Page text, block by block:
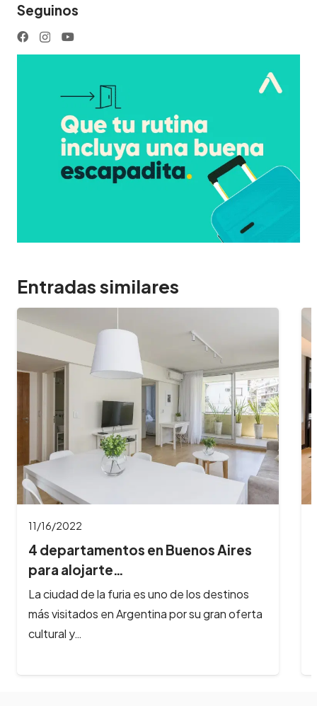
Seguinos
Entradas similares
11/16/2022
4 departamentos en Buenos Aires
para alojarte…
La ciudad de la furia es uno de los destinos
más visitados en Argentina por su gran oferta
cultural y…